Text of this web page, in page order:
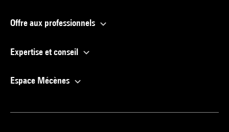
Offre aux professionnels
Expertise et conseil
Espace Mécènes